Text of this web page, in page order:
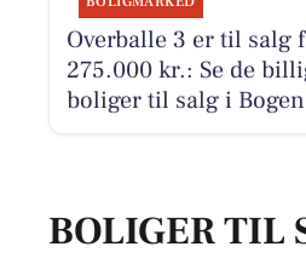
Overballe 3 er til salg
275.000 kr.: Se de
boliger til salg i
BOLIGER TIL